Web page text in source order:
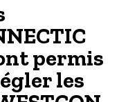
permis
les